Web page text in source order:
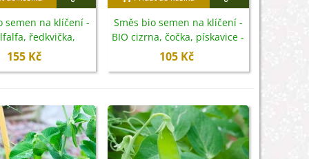
semen na klíčení -
ředkvička,
- 200 g
155 Kč
Směs bio semen na klíčení -
BIO cizrna, čočka, pískavice -
200 g
105 Kč